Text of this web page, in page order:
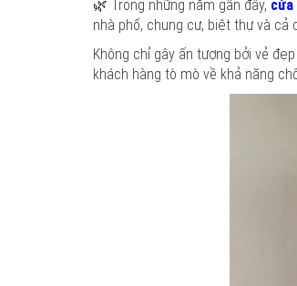
🌿 Trong những năm gần đây, cửa
nhà phố, chung cư, biệt thự và cả
Không chỉ gây ấn tượng bởi vẻ
khách hàng tò mò về khả năng